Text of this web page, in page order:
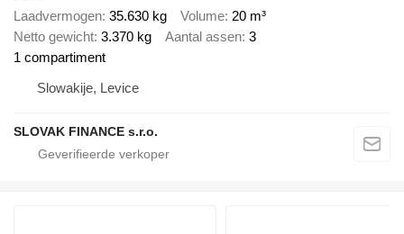
Laadvermogen 35.630 kg Volume 20 m³
Netto gewicht 3.370 kg Aantal assen 3
1 compartiment
Slowakije, Levice
SLOVAK FINANCE s.r.o.